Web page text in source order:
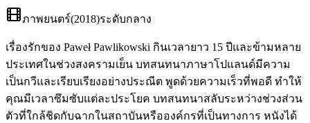
ภาพยนตร์(2018)ระดับกลาง
เรื่องรักของ Paweł Pawlikowski กินเวลายาว 15 ปีและข้ามหลาย
ประเทศในช่วงสงครามเย็น บทสนทนาภาษาโปแลนด์มีความ
เป็นกวีและเรียบเรียงอย่างประณีต พูดด้วยความเร็วที่พอดี ทำให้
คุณมีเวลาซึมซับแต่ละประโยค บทสนทนาสลับระหว่างช่วงส่วน
ตัวที่ใกล้ชิดกับฉากในสถาบันหรือองค์กรที่เป็นทางการ หนังได้